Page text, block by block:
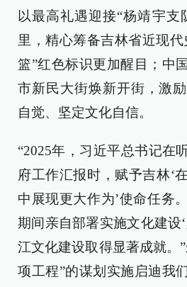
以最高礼遇迎接“杨靖宇支
里，精心筹备吉林省近现
篮”红色标识更加醒目；中
市新民大街焕新开街，激
自觉、坚定文化自信。
“2025年，习近平总书记在
府工作汇报时，赋予吉林‘
中展现更大作为’使命任务
期间亲自部署实施文化建设
江文化建设取得显著成就。
项工程”的谋划实施启迪我